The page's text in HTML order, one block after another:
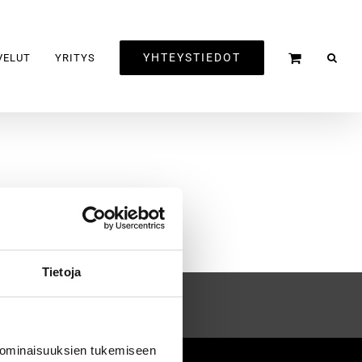
Tietoja
tukemiseen
YRITYS YHTEYSTIEDOT